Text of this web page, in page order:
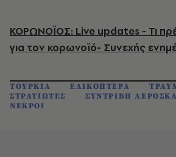
ΚΟΡΩΝΟΪΟΣ: Live updates - Τι
για τον κορωνοϊό- Συνεχής
ΤΟΥΡΚΙΑ ΕΛΙΚΟΠΤΕΡΑ
ΣΤΡΑΤΙΩΤΕΣ
ΣΥΝΤΡΙΒΗ
ΝΕΚΡΟΙ